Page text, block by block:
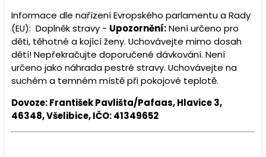
Informace dle nařízení Evropského parlamentu a Rady
(EU): Doplněk stravy - Upozornění:Není určeno pro
děti, těhotné a kojící ženy. Uchovávejte mimo dosah
dětí! Nepřekračujte doporučené dávkování. Není
určeno jako náhrada pestré stravy. Uchovávejte na
suchém a temném místě při pokojové teplotě.
Dovoze: František Pavlišta/Pafaas, Hlavice 3,
46348, Všelibice, IČO: 41349652